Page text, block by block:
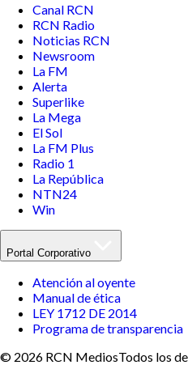
Canal RCN
RCN Radio
Noticias RCN
Newsroom
La FM
Alerta
Superlike
La Mega
El Sol
La FM Plus
Radio 1
La República
NTN24
Win
Portal Corporativo
Atención al oyente
Manual de ética
LEY 1712 DE 2014
Programa de transparencia
© 2026 RCN MediosTodos los